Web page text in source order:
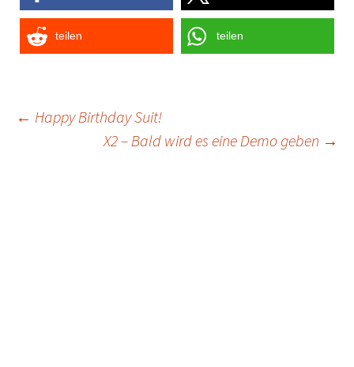
teilen teilen
Post
← Happy Birthday Suit!
X2 – Bald wird es eine Demo geben →